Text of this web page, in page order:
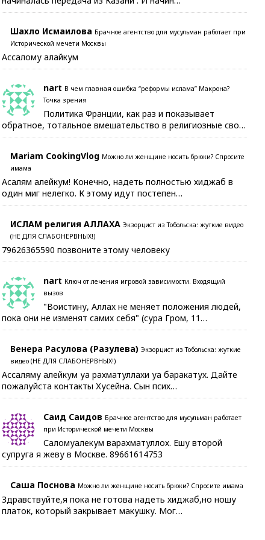
Шахло Исмаилова Брачное агентство для мусульман работает при
Исторической мечети Москвы
Ассалому алайкум
nart В чем главная ошибка “реформы ислама” Макрона?
Точка зрения
Политика Франции, как раз и показывает
обратное, тотальное вмешательство в религиозные сво…
Mariam CookingVlog Можно ли женщине носить брюки? Спросите
имама
Асалям алейкум! Конечно, надеть полностью хиджаб в
один миг нелегко. К этому идут постепен…
ИСЛАМ религия АЛЛАХА Экзорцист из Тобольска: жуткие видео
(НЕ ДЛЯ СЛАБОНЕРВНЫХ!)
79626365590 позвоните этому человеку
nart Ключ от лечения игровой зависимости. Входящий
вызов
"Воистину, Аллах не меняет положения людей,
пока они не изменят самих себя" (сура Гром, 11…
Венера Расулова (Разулева) Экзорцист из Тобольска: жуткие
видео (НЕ ДЛЯ СЛАБОНЕРВНЫХ!)
Ассаляму алейкум уа рахматуллахи уа баракатух. Дайте
пожалуйста контакты Хусейна. Сын псих…
Саид Саидов Брачное агентство для мусульман работает
при Исторической мечети Москвы
Саломуалекум варахматуллох. Ешу второй
супруга я жеву в Москве. 89661614753
Саша Поснова Можно ли женщине носить брюки? Спросите имама
Здравствуйте,я пока не готова надеть хиджаб,но ношу
платок, который закрывает макушку. Мог…